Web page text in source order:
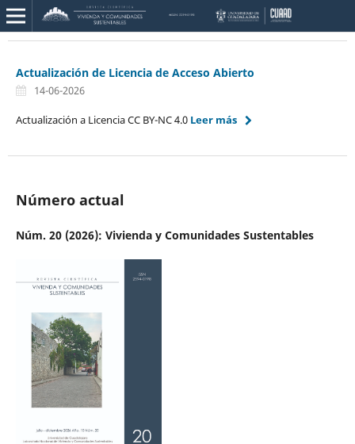
Actualización de Licencia de Acceso Abierto
14-06-2026
Actualización a Licencia CC BY-NC 4.0 Leer más
Número actual
Núm. 20 (2026): Vivienda y Comunidades Sustentables